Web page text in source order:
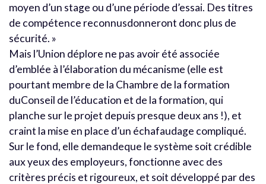
moyen d’un stage ou d’une période d’essai. Des titres
de compétence reconnusdonneront donc plus de
sécurité. »
Mais l’Union déplore ne pas avoir été associée
d’emblée à l’élaboration du mécanisme (elle est
pourtant membre de la Chambre de la formation
duConseil de l’éducation et de la formation, qui
planche sur le projet depuis presque deux ans !), et
craint la mise en place d’un échafaudage compliqué.
Sur le fond, elle demandeque le système soit crédible
aux yeux des employeurs, fonctionne avec des
critères précis et rigoureux, et soit développé par des